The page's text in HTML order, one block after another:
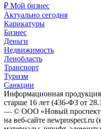
₽ Мой бизнес
Актуально сегодня
Карикатуры
Бизнес
Деньги
Недвижимость
Ленобласть
Транспорт
Туризм
Санкции
Информационная продукция
старше 16 лет (436-ФЗ от
— © ООО «Новый
на веб-сайте newprospect.ru